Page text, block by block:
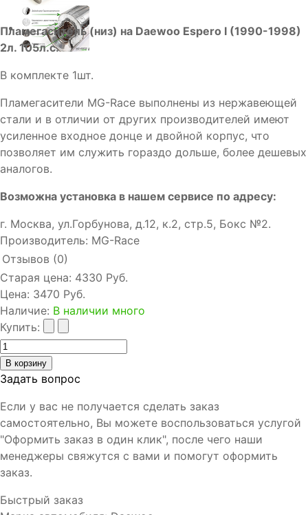
Пламегаситель (низ) на Daewoo Espero I (1990-1998)
2л. 105л.с.
В комплекте 1шт.
Пламегасители MG-Race выполнены из нержавеющей
стали и в отличии от других производителей имеют
усиленное входное донце и двойной корпус, что
позволяет им служить гораздо дольше, более дешевых
аналогов.
Возможна установка в нашем сервисе по адресу:
г. Москва, ул.Горбунова, д.12, к.2, стр.5, Бокс №2.
Производитель: MG-Race
Отзывов (0)
Старая цена: 4330 Руб.
Цена: 3470 Руб.
Наличие: В наличии много
Купить:
Задать вопрос
Если у вас не получается сделать заказ
самостоятельно, Вы можете воспользоваться услугой
"Оформить заказ в один клик", после чего наши
менеджеры свяжутся с вами и помогут оформить
заказ.
Быстрый заказ